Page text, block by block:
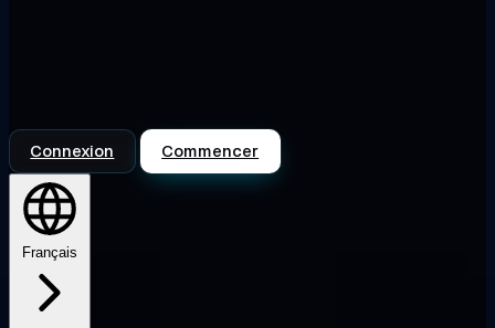
Connexion Commencer
Français